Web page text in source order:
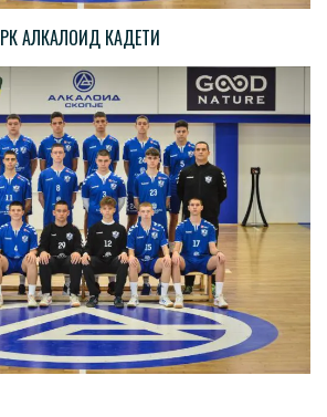
РК АЛКАЛОИД КАДЕТИ